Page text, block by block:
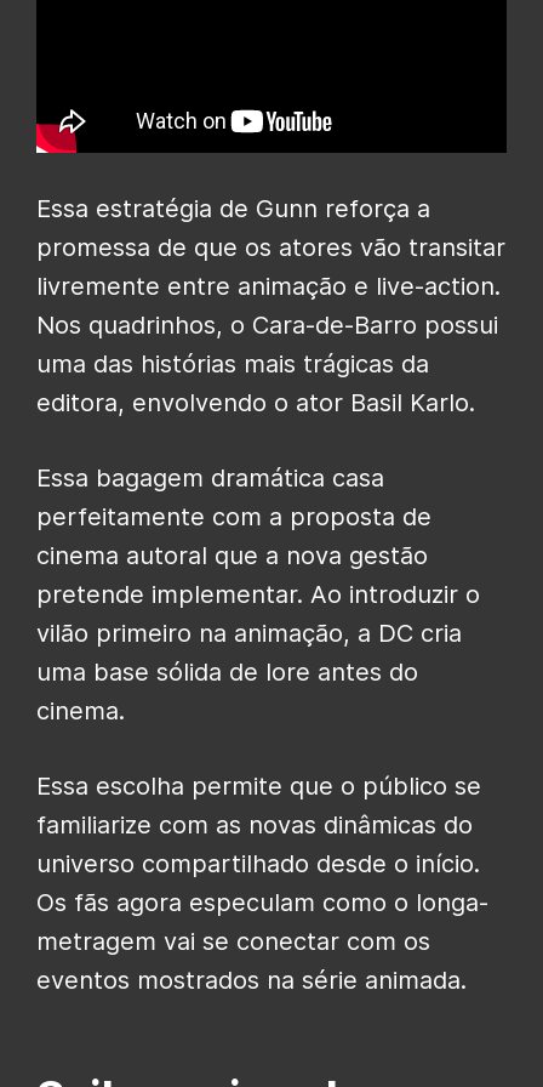
Essa estratégia de Gunn reforça a
promessa de que os atores vão transitar
livremente entre animação e live-action.
Nos quadrinhos, o Cara-de-Barro possui
uma das histórias mais trágicas da
editora, envolvendo o ator Basil Karlo.
Essa bagagem dramática casa
perfeitamente com a proposta de
cinema autoral que a nova gestão
pretende implementar. Ao introduzir o
vilão primeiro na animação, a DC cria
uma base sólida de lore antes do
cinema.
Essa escolha permite que o público se
familiarize com as novas dinâmicas do
universo compartilhado desde o início.
Os fãs agora especulam como o longa-
metragem vai se conectar com os
eventos mostrados na série animada.